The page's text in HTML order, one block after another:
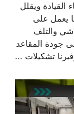
القيادة ويقلل
يعمل على
والتلف
جودة المقاعد
تشكيلات ...